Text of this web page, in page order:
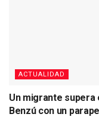
ACTUALIDAD
Un migrante supera
Benzú con un